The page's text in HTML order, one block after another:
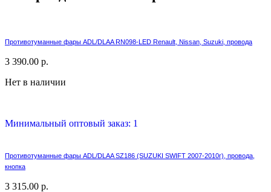
Противотуманные фары ADL/DLAA RN098-LED Renault, Nissan, Suzuki, провода
3 390.00 р.
Нет в наличии
Минимальный оптовый заказ: 1
Противотуманные фары ADL/DLAA SZ186 (SUZUKI SWIFT 2007-2010г), провода,
кнопка
3 315.00 р.